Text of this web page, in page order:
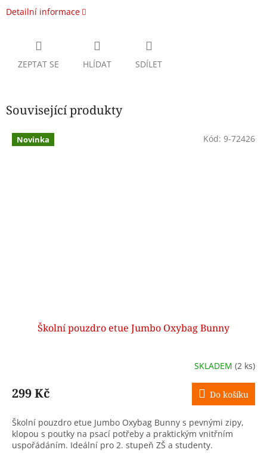
Detailní informace
ZEPTAT SE HLÍDAT SDÍLET
Související produkty
Novinka
Školní pouzdro etue Jumbo Oxybag Bunny
SKLADEM (2 ks)
299 Kč Do košíku
Školní pouzdro etue Jumbo Oxybag Bunny s pevnými zipy,
klopou s poutky na psací potřeby a praktickým vnitřním
uspořádáním. Ideální pro 2. stupeň ZŠ a studenty.
Kód: 9-72426